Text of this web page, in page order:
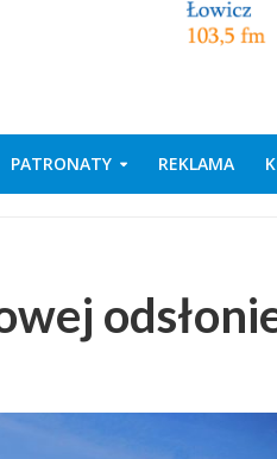
PATRONATY REKLAMA